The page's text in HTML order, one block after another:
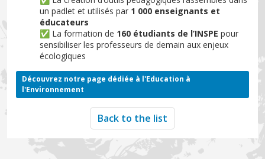
un padlet et utilisés par 1 000 enseignants et
éducateurs
✅ La formation de 160 étudiants de l’INSPE pour
sensibiliser les professeurs de demain aux enjeux
écologiques
Découvrez notre page dédiée à l'Education à
l'Environnement
Back to the list